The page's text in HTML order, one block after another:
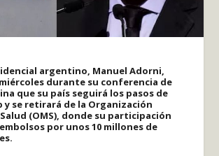
argentino, Manuel Adorni,
durante su conferencia de
que su país seguirá los pasos de
y se retirará de la Organización
(OMS), donde su participación
por unos 10 millones de